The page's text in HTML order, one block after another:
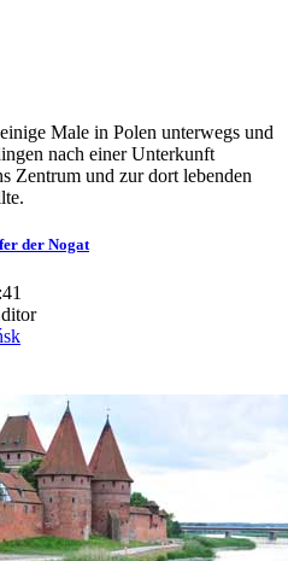
Male in Polen unterwegs und
nach einer Unterkunft
Zentrum und zur dort lebenden
der Nogat